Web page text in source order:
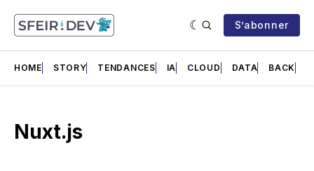
S’abonner
HOME STORY TENDANCES IA CLOUD DATA BACK
Nuxt.js